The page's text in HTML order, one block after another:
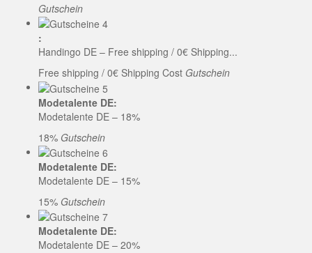
Gutschein
:
Handingo DE – Free shipping / 0€ Shipping...
Free shipping / 0€ Shipping Cost Gutschein
Modetalente DE:
Modetalente DE – 18%
18% Gutschein
Modetalente DE:
Modetalente DE – 15%
15% Gutschein
Modetalente DE:
Modetalente DE – 20%